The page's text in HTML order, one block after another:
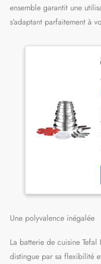
ensemble garantit une
s’adaptant parfaitement à
Une polyvalence inégalée
La batterie de cuisine
distingue par sa flexibilité